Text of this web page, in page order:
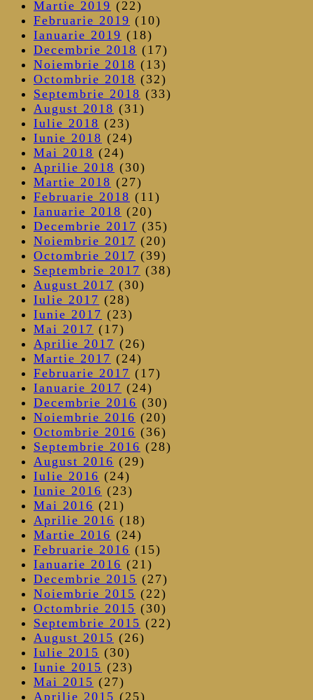
Martie 2019 (22)
Februarie 2019 (10)
Ianuarie 2019 (18)
Decembrie 2018 (17)
Noiembrie 2018 (13)
Octombrie 2018 (32)
Septembrie 2018 (33)
August 2018 (31)
Iulie 2018 (23)
Iunie 2018 (24)
Mai 2018 (24)
Aprilie 2018 (30)
Martie 2018 (27)
Februarie 2018 (11)
Ianuarie 2018 (20)
Decembrie 2017 (35)
Noiembrie 2017 (20)
Octombrie 2017 (39)
Septembrie 2017 (38)
August 2017 (30)
Iulie 2017 (28)
Iunie 2017 (23)
Mai 2017 (17)
Aprilie 2017 (26)
Martie 2017 (24)
Februarie 2017 (17)
Ianuarie 2017 (24)
Decembrie 2016 (30)
Noiembrie 2016 (20)
Octombrie 2016 (36)
Septembrie 2016 (28)
August 2016 (29)
Iulie 2016 (24)
Iunie 2016 (23)
Mai 2016 (21)
Aprilie 2016 (18)
Martie 2016 (24)
Februarie 2016 (15)
Ianuarie 2016 (21)
Decembrie 2015 (27)
Noiembrie 2015 (22)
Octombrie 2015 (30)
Septembrie 2015 (22)
August 2015 (26)
Iulie 2015 (30)
Iunie 2015 (23)
Mai 2015 (27)
Aprilie 2015 (25)